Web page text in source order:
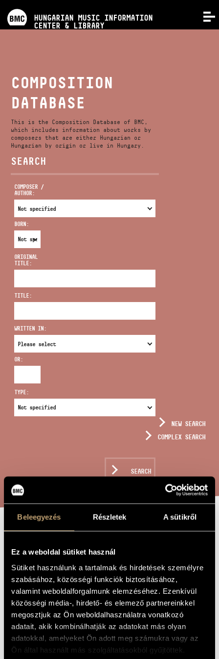
Beleegyezés Részletek A sütikről
Ez a weboldal sütiket használ
Sütiket használunk a tartalmak és hirdetések személyre
szabásához, közösségi funkciók biztosításához,
valamint weboldalforgalmunk elemzéséhez. Ezenkívül
közösségi média-, hirdető- és elemező partnereinkkel
megosztjuk az Ön weboldalhasználatra vonatkozó
adatait, akik kombinálhatják az adatokat más olyan
adatokkal, amelyeket Ön adott meg számukra vagy az
Ön által használt más szolgáltatásokból gyűjtöttek.
HUNGARIAN MUSIC INFORMATION
CENTER & LIBRARY
RELEASES
ABOUT US
VIDEO GALLERY
ADDRESS
infokozpont@bmc.hu
PHONE
OPENING HOURS
MUSIC LIBRARY, ONLINE CATALOG
COMPOSITION
DATABASE
This is the Composition Database of BMC,
which includes information about works by
composers that are either Hungarian or
Hungarian by origin or live in Hungary.
SEARCH
COMPOSER /
AUTHOR:
BORN:
ORIGINAL
TITLE:
TITLE:
WRITTEN IN:
OR:
TYPE:
NEW SEARCH
COMPLEX SEARCH
SEARCH
TÉLVÉGI
TAVASZVÁRÓ,
OP. 384
Szokolay Sándor
ORIGINAL /
HUNGARIAN
TITLE
Télvégi Tavaszváró, Op. 384
LANGUAGE /
Télvégi Tavaszváró, Op. 384